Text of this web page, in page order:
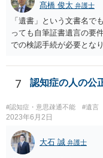
髙橋 俊太 弁護士
「遺書」という文書名で
っても自筆証書遺言の要
での検認手続が必要となり
7 認知症の人の公
#認知症・意思疎通不能 #遺言
2023年6月2日
大石 誠 弁護士